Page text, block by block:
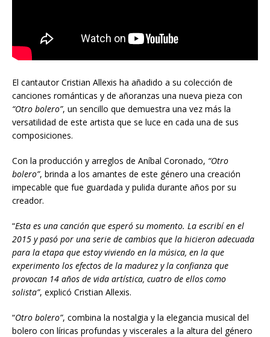
El cantautor Cristian Allexis ha añadido a su colección de
canciones románticas y de añoranzas una nueva pieza con
“Otro bolero”, un sencillo que demuestra una vez más la
versatilidad de este artista que se luce en cada una de sus
composiciones.
Con la producción y arreglos de Aníbal Coronado, “Otro
bolero”, brinda a los amantes de este género una creación
impecable que fue guardada y pulida durante años por su
creador.
“Esta es una canción que esperó su momento. La escribí en el
2015 y pasó por una serie de cambios que la hicieron adecuada
para la etapa que estoy viviendo en la música, en la que
experimento los efectos de la madurez y la confianza que
provocan 14 años de vida artística, cuatro de ellos como
solista”, explicó Cristian Allexis.
“Otro bolero”, combina la nostalgia y la elegancia musical del
bolero con líricas profundas y viscerales a la altura del género